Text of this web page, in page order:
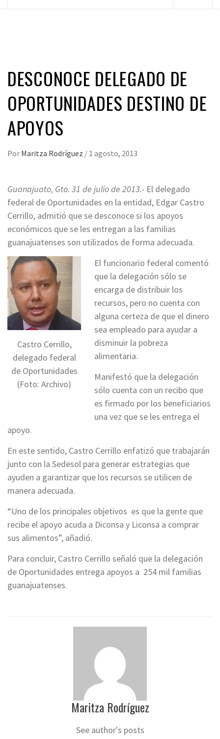
DESCONOCE DELEGADO DE
OPORTUNIDADES DESTINO DE
APOYOS
Por Maritza Rodríguez / 1 agosto, 2013
Guanajuato, Gto. 31 de julio de 2013.- El delegado
federal de Oportunidades en la entidad, Edgar Castro
Cerrillo, admitió que se desconoce si los apoyos
económicos que se les entregan a las familias
guanajuatenses son utilizados de forma adecuada.
Castro Cerrillo,
delegado federal
de Oportunidades
(Foto: Archivo)
El funcionario federal comentó
que la delegación sólo se
encarga de distribuir los
recursos, pero no cuenta con
alguna certeza de que el dinero
sea empleado para ayudar a
disminuir la pobreza
alimentaria.
Manifestó que la delegación
sólo cuenta con un recibo que
es firmado por los beneficiarios
una vez que se les entrega el
apoyo.
En este sentido, Castro Cerrillo enfatizó que trabajarán
junto con la Sedesol para generar estrategias que
ayuden a garantizar que los recursos se utilicen de
manera adecuada.
“Uno de los principales objetivos es que la gente que
recibe el apoyo acuda a Diconsa y Liconsa a comprar
sus alimentos”, añadió.
Para concluir, Castro Cerrillo señaló que la delegación
de Oportunidades entrega apoyos a 254 mil familias
guanajuatenses.
Maritza Rodríguez
See author's posts